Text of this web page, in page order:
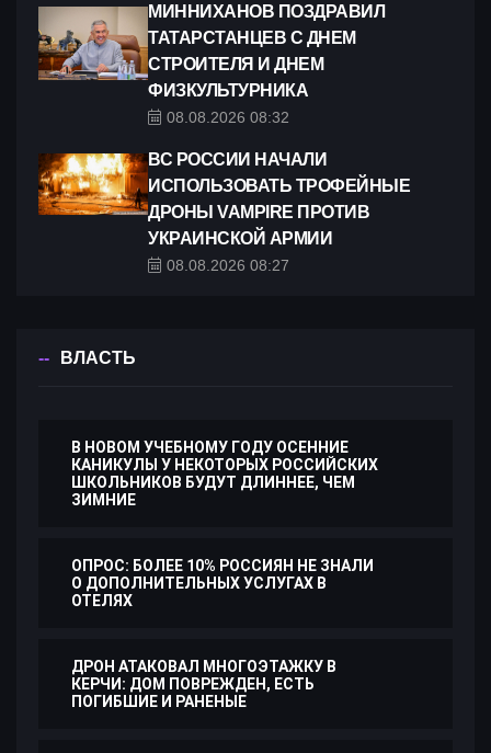
МИННИХАНОВ ПОЗДРАВИЛ
ТАТАРСТАНЦЕВ С ДНЕМ
СТРОИТЕЛЯ И ДНЕМ
ФИЗКУЛЬТУРНИКА
08.08.2026 08:32
ВС РОССИИ НАЧАЛИ
ИСПОЛЬЗОВАТЬ ТРОФЕЙНЫЕ
ДРОНЫ VAMPIRE ПРОТИВ
УКРАИНСКОЙ АРМИИ
08.08.2026 08:27
ВЛАСТЬ
В НОВОМ УЧЕБНОМУ ГОДУ ОСЕННИЕ
КАНИКУЛЫ У НЕКОТОРЫХ РОССИЙСКИХ
ШКОЛЬНИКОВ БУДУТ ДЛИННЕЕ, ЧЕМ
ЗИМНИЕ
ОПРОС: БОЛЕЕ 10% РОССИЯН НЕ ЗНАЛИ
О ДОПОЛНИТЕЛЬНЫХ УСЛУГАХ В
ОТЕЛЯХ
ДРОН АТАКОВАЛ МНОГОЭТАЖКУ В
КЕРЧИ: ДОМ ПОВРЕЖДЕН, ЕСТЬ
ПОГИБШИЕ И РАНЕНЫЕ